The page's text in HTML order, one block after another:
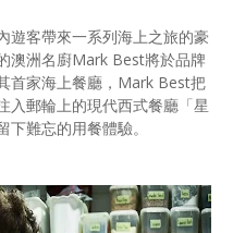
遊客帶來一系列海上之旅的豪
澳洲名廚Mark Best將於品牌
首家海上餐廳，Mark Best把
入郵輪上的現代西式餐廳「星
難忘的用餐體驗。